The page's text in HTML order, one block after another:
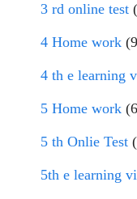
3 rd online test
4 Home work
4 th e learning
5 Home work
5 th Onlie Test
5th e learning